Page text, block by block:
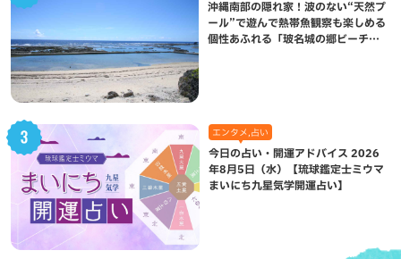
沖縄南部の隠れ家！波のない“天然プ
ール”で遊んで熱帯魚観察も楽しめる
個性あふれる「玻名城の郷ビーチ」
エンタメ,占い
今日の占い・開運アドバイス 2026
年8月5日（水）【琉球鑑定士ミウマ
まいにち九星気学開運占い】